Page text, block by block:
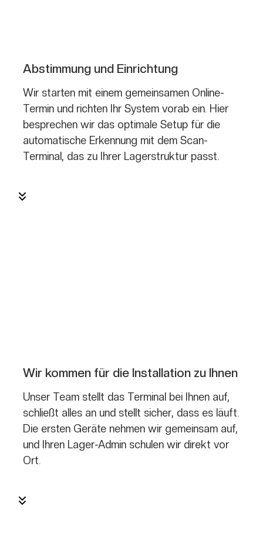
Abstimmung und Einrichtung
Wir starten mit einem gemeinsamen Online-
Termin und richten Ihr System vorab ein. Hier
besprechen wir das optimale Setup für die
automatische Erkennung mit dem Scan-
Terminal, das zu Ihrer Lagerstruktur passt.
Wir kommen für die Installation zu Ihnen
Unser Team stellt das Terminal bei Ihnen auf,
schließt alles an und stellt sicher, dass es läuft.
Die ersten Geräte nehmen wir gemeinsam auf,
und Ihren Lager-Admin schulen wir direkt vor
Ort.